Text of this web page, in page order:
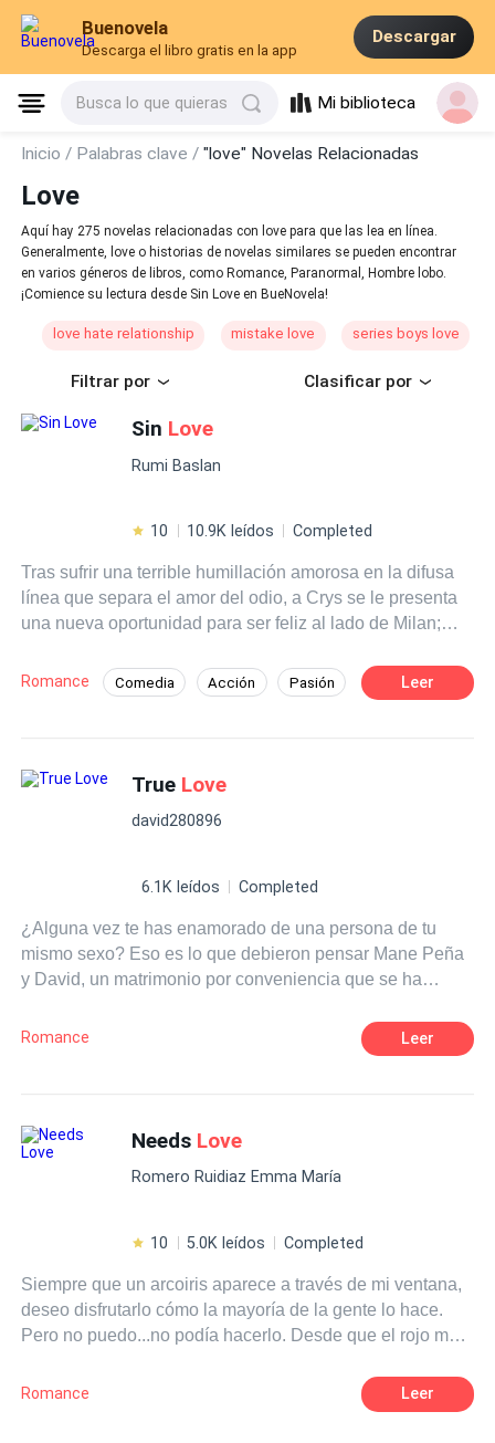
Buenovela
Descarga el libro gratis en la app
Descargar
Busca lo que quieras Mi biblioteca
Inicio / Palabras clave /"love" Novelas Relacionadas
Love
Aquí hay 275 novelas relacionadas con love para que las lea en línea.
Generalmente, love o historias de novelas similares se pueden encontrar
en varios géneros de libros, como Romance, Paranormal, Hombre lobo.
¡Comience su lectura desde Sin Love en BueNovela!
love hate relationship mistake love series boys love
Filtrar por Clasificar por
Sin Love
Rumi Baslan
10 10.9K leídos Completed
Tras sufrir una terrible humillación amorosa en la difusa
línea que separa el amor del odio, a Crys se le presenta
una nueva oportunidad para ser feliz al lado de Milan;
corazón, haciendo todo lo posible por alejarla de Bastian
Woodwryn. Mientras que el mismo Bastian tiene claro
Bellowk. Lo que no sabe es que ella está decidida a no
nuevos personajes, un misterioso enemigo aparece y una
¿Conseguirán Crys y Bastian sobrevivir a este nuevo
ante las tentaciones y pasiones más profundas de su
amor?
Romance Comedia Acción Pasión Leer
True Love
david280896
6.1K leídos Completed
¿Alguna vez te has enamorado de una persona de tu
mismo sexo? Eso es lo que debieron pensar Mane Peña
y David, un matrimonio por conveniencia que se ha
Mane, el hombre de la casa, está roto por dentro, y David,
David ni siquiera sabe lo que significa sentir debido a su
vidas?
Romance Leer
Needs Love
Romero Ruidiaz Emma María
10 5.0K leídos Completed
Siempre que un arcoiris aparece a través de mi ventana,
deseo disfrutarlo cómo la mayoría de la gente lo hace.
Pero no puedo...no podía hacerlo. Desde que el rojo me
verde a tu suéter de rayas, y el rosa a tus mejillas.
Romance Leer